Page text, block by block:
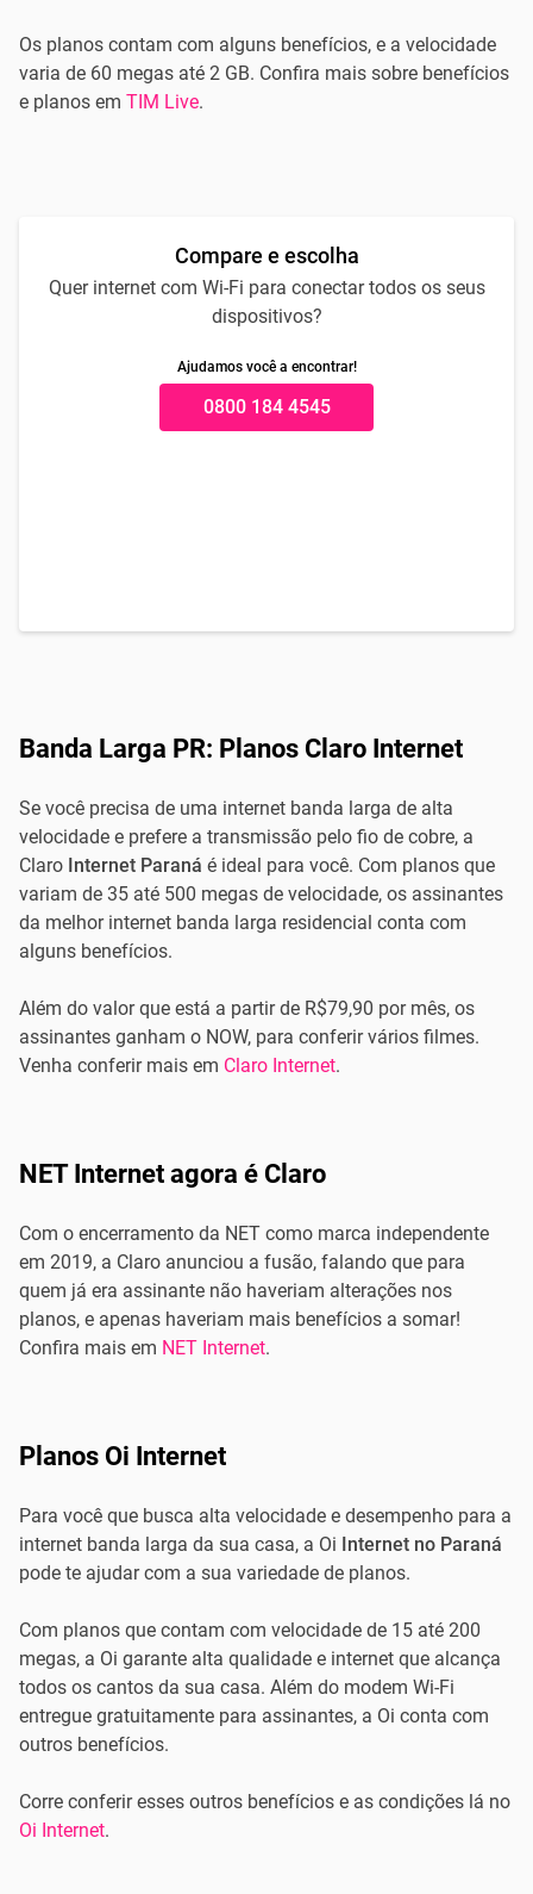
Os planos contam com alguns benefícios, e a velocidade
varia de 60 megas até 2 GB. Confira mais sobre benefícios
e planos em TIM Live.
Compare e escolha
Quer internet com Wi-Fi para conectar todos os seus
dispositivos?
Ajudamos você a encontrar!
0800 184 4545
Banda Larga PR: Planos Claro Internet
Se você precisa de uma internet banda larga de alta
velocidade e prefere a transmissão pelo fio de cobre, a
Claro Internet Paraná é ideal para você. Com planos que
variam de 35 até 500 megas de velocidade, os assinantes
da melhor internet banda larga residencial conta com
alguns benefícios.
Além do valor que está a partir de R$79,90 por mês, os
assinantes ganham o NOW, para conferir vários filmes.
Venha conferir mais em Claro Internet.
NET Internet agora é Claro
Com o encerramento da NET como marca independente
em 2019, a Claro anunciou a fusão, falando que para
quem já era assinante não haveriam alterações nos
planos, e apenas haveriam mais benefícios a somar!
Confira mais em NET Internet.
Planos Oi Internet
Para você que busca alta velocidade e desempenho para a
internet banda larga da sua casa, a Oi Internet no Paraná
pode te ajudar com a sua variedade de planos.
Com planos que contam com velocidade de 15 até 200
megas, a Oi garante alta qualidade e internet que alcança
todos os cantos da sua casa. Além do modem Wi-Fi
entregue gratuitamente para assinantes, a Oi conta com
outros benefícios.
Corre conferir esses outros benefícios e as condições lá no
Oi Internet.